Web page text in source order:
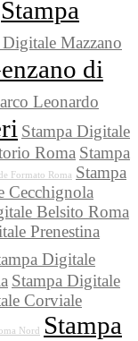
Stampa
Digitale Mazzano
di
Leonardo
Stampa Digitale
Roma Stampa
Formato Roma Stampa
Cecchignola
Belsito Roma
Prenestina
Digitale
Stampa Digitale
Corviale
Nord
Stampa